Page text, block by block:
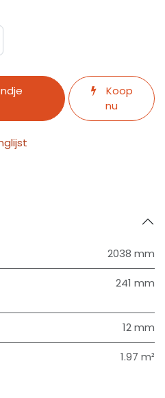
Koop
nu
2038 mm
241 mm
12 mm
1.97 m²